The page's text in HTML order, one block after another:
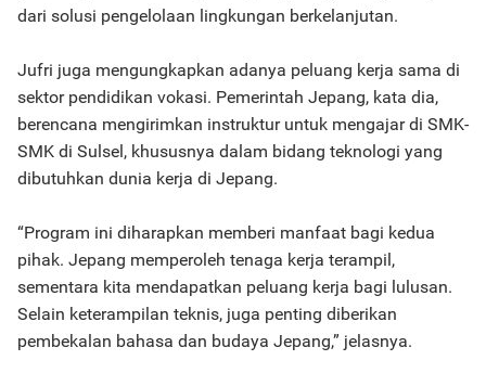
dari solusi pengelolaan lingkungan berkelanjutan.
Jufri juga mengungkapkan adanya peluang kerja sama di
sektor pendidikan vokasi. Pemerintah Jepang, kata dia,
berencana mengirimkan instruktur untuk mengajar di SMK-
SMK di Sulsel, khususnya dalam bidang teknologi yang
dibutuhkan dunia kerja di Jepang.
“Program ini diharapkan memberi manfaat bagi kedua
pihak. Jepang memperoleh tenaga kerja terampil,
sementara kita mendapatkan peluang kerja bagi lulusan.
Selain keterampilan teknis, juga penting diberikan
pembekalan bahasa dan budaya Jepang,” jelasnya.